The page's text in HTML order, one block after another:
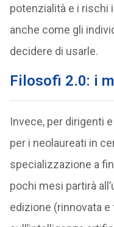
potenzialità e i rischi
anche come gli
decidere di usarle.
Filosofi 2.0: i
Invece, per dirigenti
per i neolaureati in
specializzazione a
pochi mesi partirà
edizione (rinnovata